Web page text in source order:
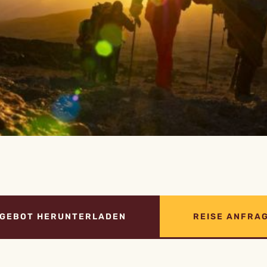
HERUNTERLADEN REISE